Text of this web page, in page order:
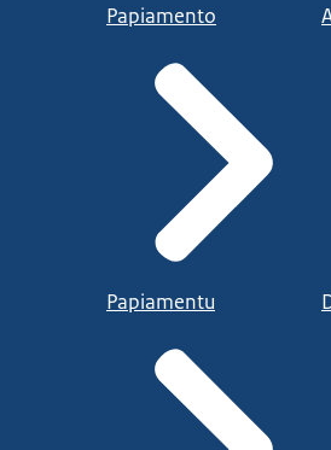
Papiamento
Papiamentu